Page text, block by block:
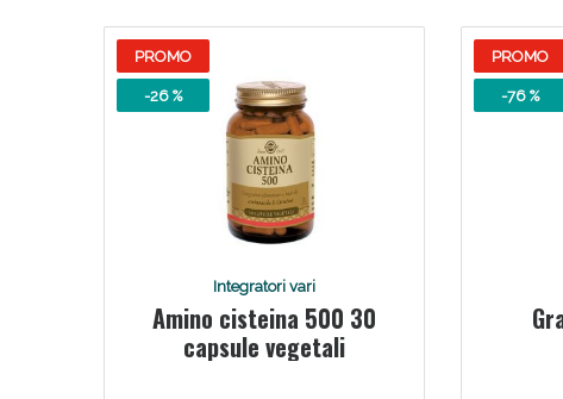
PROMO
-26 %
Integratori vari
Amino cisteina 500 30
capsule vegetali
PROMO
-76 %